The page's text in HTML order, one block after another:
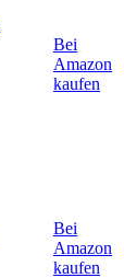
Bei
Amazon
kaufen
Bei
Amazon
kaufen